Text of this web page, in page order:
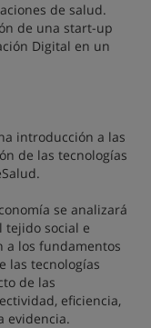
de salud.
de una start-up
Digital en un
introducción a las
de las tecnologías
se analizará
tejido social e
a los fundamentos
las tecnologías
de las
eficiencia,
evidencia.